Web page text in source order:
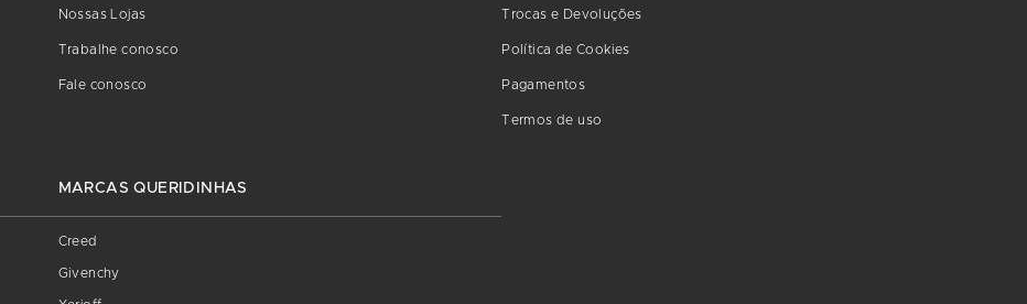
Nossas Lojas
Trabalhe conosco
Fale conosco
Trocas e Devoluções
Política de Cookies
Pagamentos
Termos de uso
MARCAS QUERIDINHAS
Creed
Givenchy